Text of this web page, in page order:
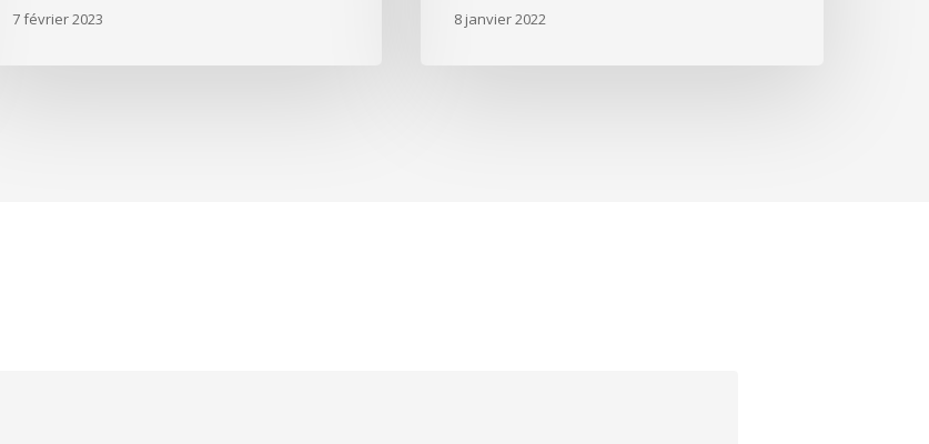
7 février 2023 8 janvier 2022